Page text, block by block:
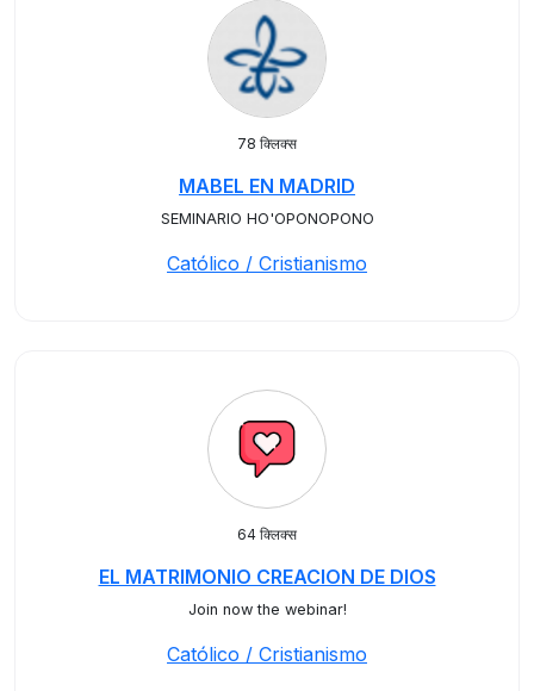
78 क्लिक्स
MABEL EN MADRID
SEMINARIO HO'OPONOPONO
Católico / Cristianismo
64 क्लिक्स
EL MATRIMONIO CREACION DE DIOS
Join now the webinar!
Católico / Cristianismo